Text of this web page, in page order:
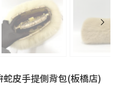
皮手提側背包(板橋店)